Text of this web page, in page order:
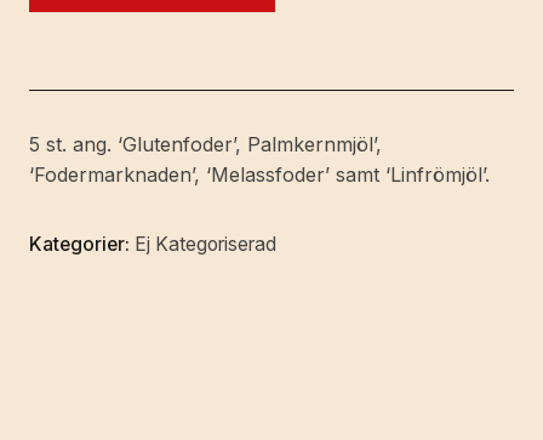
&
Göteborg.
mängd
5 st. ang. ‘Glutenfoder’, Palmkernmjöl’,
‘Fodermarknaden’, ‘Melassfoder’ samt ‘Linfrömjöl’.
Kategorier: Ej Kategoriserad